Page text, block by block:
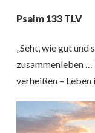
Psalm 133 TLV
„Seht, wie gut
zusammenleben
verheißen –